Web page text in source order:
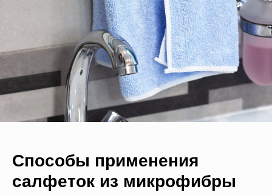
Способы применения
салфеток из микрофибры